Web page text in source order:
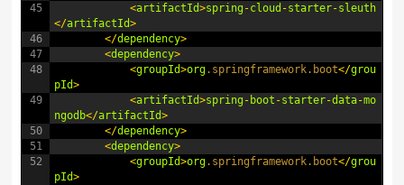
45
46
47
48
49
50
51
52
<artifactId>spring -cloud -starter-sleuth
</artifactId>
</dependency>
<dependency>
<groupId>org.springframework.boot</grou
pId>
<artifactId>spring - boot -starter-data-mo
ngodb</artifactId>
</dependency>
<dependency>
<groupId>org.springframework.boot</grou
pId>